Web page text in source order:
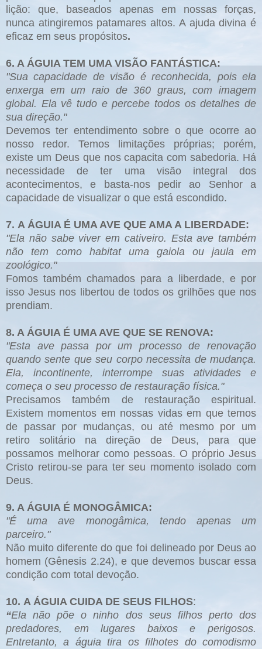
lição: que, baseados apenas em nossas forças,
nunca atingiremos patamares altos. A ajuda divina é
eficaz em seus propósitos.
6. A ÁGUIA TEM UMA VISÃO FANTÁSTICA:
"Sua capacidade de visão é reconhecida, pois ela
enxerga em um raio de 360 graus, com imagem
global. Ela vê tudo e percebe todos os detalhes de
sua direção."
Devemos ter entendimento sobre o que ocorre ao
nosso redor. Temos limitações próprias; porém,
existe um Deus que nos capacita com sabedoria. Há
necessidade de ter uma visão integral dos
acontecimentos, e basta-nos pedir ao Senhor a
capacidade de visualizar o que está escondido.
7. A ÁGUIA É UMA AVE QUE AMA A LIBERDADE:
"Ela não sabe viver em cativeiro. Esta ave também
não tem como habitat uma gaiola ou jaula em
zoológico."
Fomos também chamados para a liberdade, e por
isso Jesus nos libertou de todos os grilhões que nos
prendiam.
8. A ÁGUIA É UMA AVE QUE SE RENOVA:
"Esta ave passa por um processo de renovação
quando sente que seu corpo necessita de mudança.
Ela, incontinente, interrompe suas atividades e
começa o seu processo de restauração física."
Precisamos também de restauração espiritual.
Existem momentos em nossas vidas em que temos
de passar por mudanças, ou até mesmo por um
retiro solitário na direção de Deus, para que
possamos melhorar como pessoas. O próprio Jesus
Cristo retirou-se para ter seu momento isolado com
Deus.
9. A ÁGUIA É MONOGÂMICA:
"É uma ave monogâmica, tendo apenas um
parceiro."
Não muito diferente do que foi delineado por Deus ao
homem (Gênesis 2.24), e que devemos buscar essa
condição com total devoção.
10. A ÁGUIA CUIDA DE SEUS FILHOS:
“Ela não põe o ninho dos seus filhos perto dos
predadores, em lugares baixos e perigosos.
Entretanto, a águia tira os filhotes do comodismo